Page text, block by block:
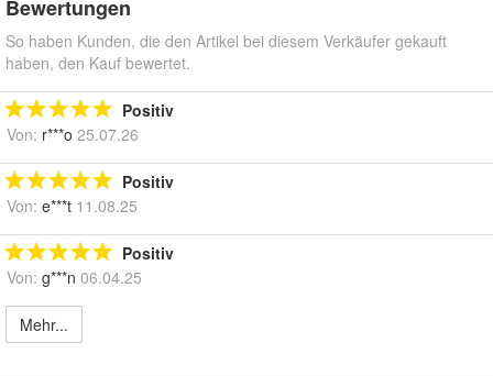
Bewertungen
So haben Kunden, die den Artikel bei diesem Verkäufer gekauft
haben, den Kauf bewertet.
Positiv
Von: r***o 25.07.26
Positiv
Von: e***t 11.08.25
Positiv
Von: g***n 06.04.25
Mehr...